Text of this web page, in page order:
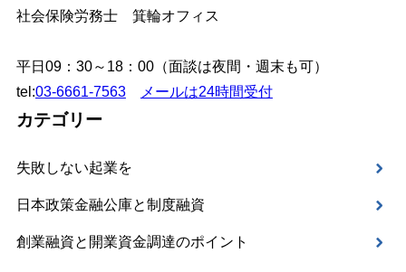
社会保険労務士 箕輪オフィス
平日09：30～18：00（面談は夜間・週末も可）
tel:03-6661-7563 メールは24時間受付
カテゴリー
失敗しない起業を
日本政策金融公庫と制度融資
創業融資と開業資金調達のポイント